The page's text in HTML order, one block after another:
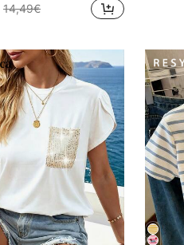
14,49€